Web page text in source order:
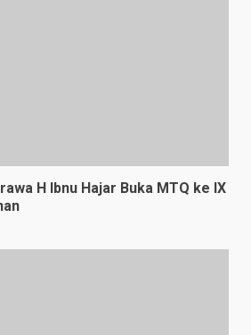
H Ibnu Hajar Buka MTQ ke IX